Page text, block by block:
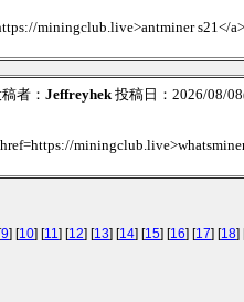
miningclub.live>antminer s21</a>
者： Jeffreyhek投稿日：2026/08/
href=https://
9] [10] [11] [12] [13] [14] [15] [16] [17] [18]